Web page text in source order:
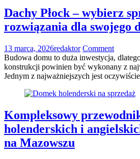
Dachy Płock – wybierz
rozwiązania dla swojego
13 marca, 2026redaktor Comment
Budowa domu to duża inwestycja,
konstrukcji powinien być wykonany z
Jednym z najważniejszych jest
Kompleksowy
holenderskich i
na Mazowszu